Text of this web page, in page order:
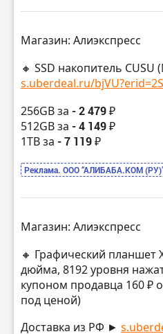
Магазин: Алиэкспресс
🔸 SSD накопитель CUSU
s.uberdeal.ru/
256GB за - 2 479 ₽
512GB за - 4 149 ₽
1TB за - 7 119 ₽
Реклама. ООО “АЛИБАБА.КОМ
Магазин: Алиэкспресс
🔸 Графический планшет
дюйма, 8192 уровня
купоном продавца 160 ₽
под ценой)
Доставка из РФ ►